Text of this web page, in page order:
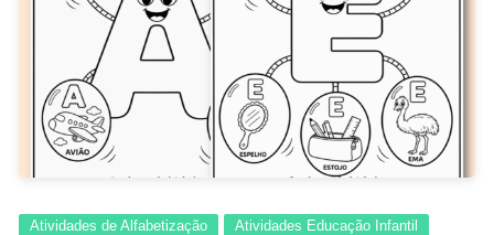
Atividades de Alfabetização
Atividades Educação Infantil